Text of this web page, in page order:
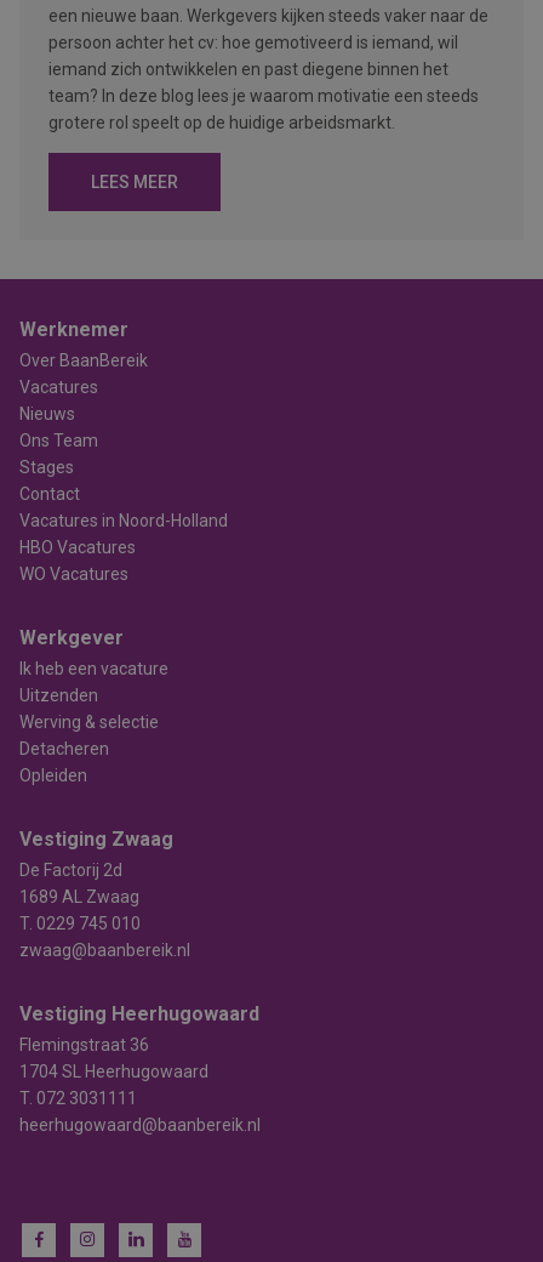
een nieuwe baan. Werkgevers kijken steeds vaker naar de
persoon achter het cv: hoe gemotiveerd is iemand, wil
iemand zich ontwikkelen en past diegene binnen het
team? In deze blog lees je waarom motivatie een steeds
grotere rol speelt op de huidige arbeidsmarkt.
LEES MEER
Werknemer
Over BaanBereik
Vacatures
Nieuws
Ons Team
Stages
Contact
Vacatures in Noord-Holland
HBO Vacatures
WO Vacatures
Werkgever
Ik heb een vacature
Uitzenden
Werving & selectie
Detacheren
Opleiden
Vestiging Zwaag
De Factorij 2d
1689 AL Zwaag
T. 0229 745 010
zwaag@baanbereik.nl
Vestiging Heerhugowaard
Flemingstraat 36
1704 SL Heerhugowaard
T. 072 3031111
heerhugowaard@baanbereik.nl